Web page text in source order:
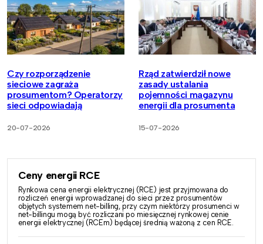
Czy rozporządzenie
sieciowe zagraża
prosumentom? Operatorzy
sieci odpowiadają
20-07-2026
Rząd zatwierdził nowe
zasady ustalania
pojemności magazynu
energii dla prosumenta
15-07-2026
Ceny energii RCE
Rynkowa cena energii elektrycznej (RCE) jest przyjmowana do
rozliczeń energii wprowadzanej do sieci przez prosumentów
objętych systemem net-billing, przy czym niektórzy prosumenci w
net-billingu mogą być rozliczani po miesięcznej rynkowej cenie
energii elektrycznej (RCEm) będącej średnią ważoną z cen RCE.